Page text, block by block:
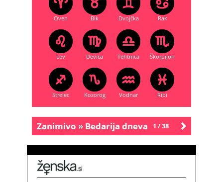
Oven Bik Dvojčka Rak
Lev Devica Tehtnica Škorpijon
Strelec Kozorog Vodnar Ribi
Starejše
1 / 38
Zanimivo » Bedarija dneva